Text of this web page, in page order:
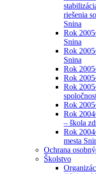
riešenia
Snina
Rok
Snina
Rok
Snina
Rok
Rok
Rok
Rok
Rok
– škola
Rok
mesta
Ochrana
Školstvo